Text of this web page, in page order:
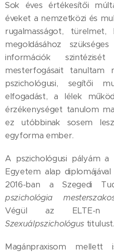
Sok éves értékesítői
éveket a nemzetközi és
rugalmasságot,
megoldásához
információk
mesterfogásait tanultam
pszichológusi, segítői
elfogadást, a lélek
érzékenységet tanulom
ez utóbbinak sosem
egyforma ember.
A pszichológusi pályám a
Egyetem alap
2016-ban a Szegedi
pszichológia
Végül az ELTE-n
Szexuálpszichológus titulust.
Magánpraxisom mellett